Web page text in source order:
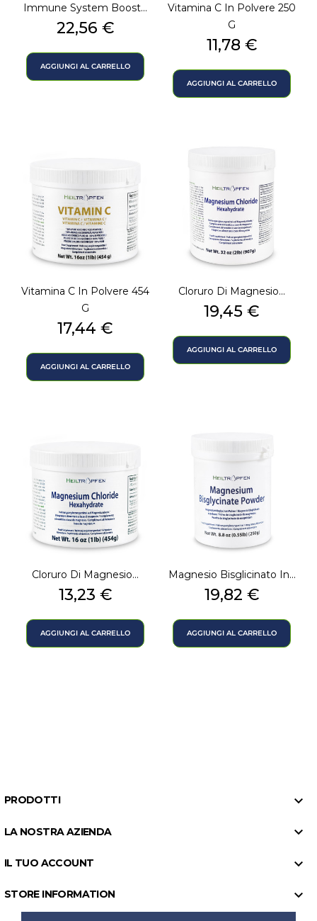
Immune System Boost...
Prezzo
22,56 €
AGGIUNGI AL CARRELLO
Vitamina C In Polvere 250
G
Prezzo
11,78 €
AGGIUNGI AL CARRELLO
Vitamina C In Polvere 454
G
Prezzo
17,44 €
AGGIUNGI AL CARRELLO
Cloruro Di Magnesio...
Prezzo
19,45 €
AGGIUNGI AL CARRELLO
Cloruro Di Magnesio...
Prezzo
13,23 €
AGGIUNGI AL CARRELLO
Magnesio Bisglicinato In...
Prezzo
19,82 €
AGGIUNGI AL CARRELLO
PRODOTTI 
LA NOSTRA AZIENDA 
IL TUO ACCOUNT 
STORE INFORMATION 